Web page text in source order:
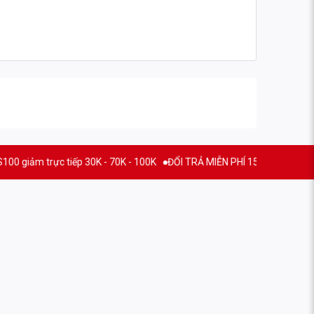
trực tiếp 30K - 70K - 100K ĐỔI TRẢ MIỄN PHÍ 15 NGÀY THƯƠNG